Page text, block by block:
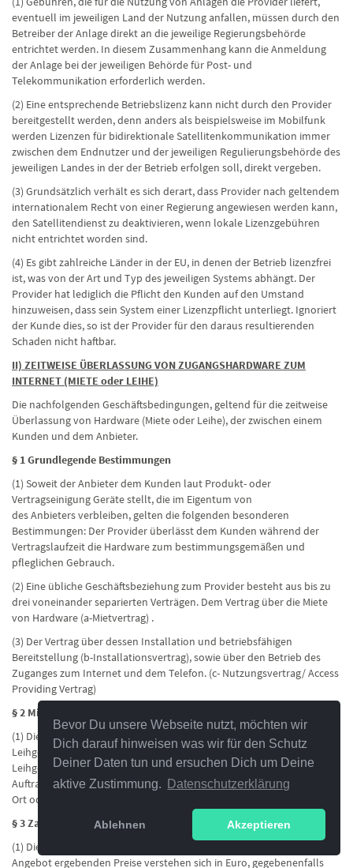
Bevor Du unsere Webseite nutzt, möchten wir
Dich darauf hinweisen was wir für den Schutz
Deiner Daten tun und ersuchen Dich um Deine
aktive Zustimmung.
Datenschutzerklärung
Ablehnen Akzeptieren
eventuell im jeweiligen Land der Nutzung anfallen, müssen durch den
Betreiber der Anlage direkt an die jeweilige Regierungsbehörde
entrichtet werden. In diesem Zusammenhang kann die Anmeldung
der Anlage bei der jeweiligen Behörde für Post- und
Telekommunikation erforderlich werden.
(2) Eine entsprechende Betriebslizenz kann nicht durch den Provider
bereitgestellt werden, denn anders als beispielsweise im Mobilfunk
werden Lizenzen für bidirektionale Satellitenkommunikation immer
zwischen dem Endnutzer und der jeweiligen Regulierungsbehörde des
jeweiligen Landes in der der Betrieb erfolgen soll, direkt vergeben.
(3) Grundsätzlich verhält es sich derart, dass Provider nach geltendem
internationalem Recht von einer Regierung angewiesen werden kann,
den Satellitendienst zu deaktivieren, wenn lokale Lizenzgebühren
nicht entrichtet worden sind.
(4) Es gibt zahlreiche Länder in der EU, in denen der Betrieb lizenzfrei
ist, was von der Art und Typ des jeweiligen Systems abhängt. Der
Provider hat lediglich die Pflicht den Kunden auf den Umstand
hinzuweisen, dass sein System einer Lizenzpflicht unterliegt. Ignoriert
der Kunde dies, so ist der Provider für den daraus resultierenden
Schaden nicht haftbar.
II) ZEITWEISE ÜBERLASSUNG VON ZUGANGSHARDWARE ZUM
INTERNET (MIETE oder LEIHE)
Die nachfolgenden Geschäftsbedingungen, geltend für die zeitweise
Überlassung von Hardware (Miete oder Leihe), der zwischen einem
Kunden und dem Anbieter.
§ 1 Grundlegende Bestimmungen
(1) Soweit der Anbieter dem Kunden laut Produkt- oder
Vertragseinigung Geräte stellt, die im Eigentum von
des Anbieters verbleiben, gelten die folgenden besonderen
Bestimmungen: Der Provider überlässt dem Kunden während der
Vertragslaufzeit die Hardware zum bestimmungsgemäßen und
pfleglichen Gebrauch.
(2) Eine übliche Geschäftsbeziehung zum Provider besteht aus bis zu
drei voneinander separierten Verträgen. Dem Vertrag über die Miete
von Hardware (a-Mietvertrag) .
(3) Der Vertrag über dessen Installation und betriebsfähigen
Bereitstellung (b-Installationsvertrag), sowie über den Betrieb des
Zuganges zum Internet und dem Telefon. (c- Nutzungsvertrag/ Access
Providing Vertrag)
§ 2 Mietzeit
(1) Die Mietzeit beginnt mit dem Zeitpunkt bei Abholung des
Leihgeräts vor Ort durch den Kunden, bzw. bei Anlieferung des
Leihgeräts durch den Provider beim Kunden und endet zum im
Auftrag vereinbarten Zeitpunkt bei Rückgabe durch den Kunden vor
Ort oder Abholung beim Kunden durch den Provider.
§ 3 Zahlungsbedingungen und Vertragslaufzeit
(1) Die sich aus dem jeweils ergebenden Preis bzw. dem individuellen
Angebot ergebenden Preise verstehen sich in Euro, gegebenenfalls